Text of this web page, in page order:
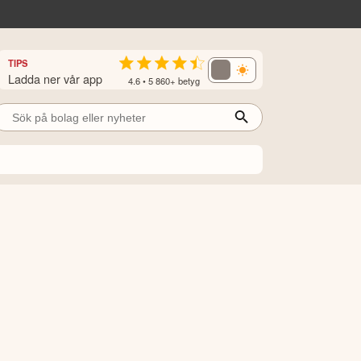
TIPS
Ladda ner vår app 4.6 • 5 860+ betyg